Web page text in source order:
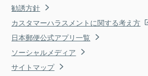
勧誘方針
カスタマーハラスメントに関する考え方
日本郵便公式アプリ一覧
ソーシャルメディア
サイトマップ